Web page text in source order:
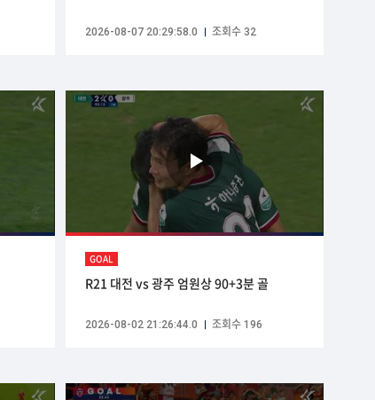
2026-08-07 20:29:58.0 조회수 32
GOAL
R21 대전 vs 광주 엄원상 90+3분 골
2026-08-02 21:26:44.0 조회수 196